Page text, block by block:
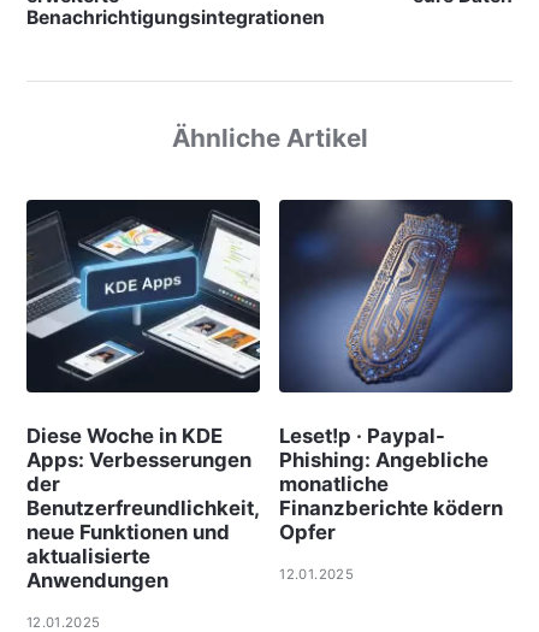
Benachrichtigungsintegrationen
Ähnliche Artikel
Diese Woche in KDE
Apps: Verbesserungen
der
Benutzerfreundlichkeit,
neue Funktionen und
aktualisierte
Anwendungen
12.01.2025
Leset!p · Paypal-
Phishing: Angebliche
monatliche
Finanzberichte ködern
Opfer
12.01.2025